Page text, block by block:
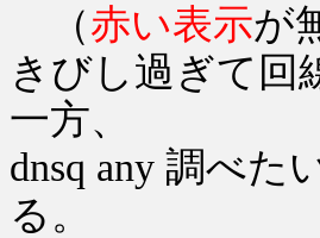
（赤い表示が
きびし過ぎて回
一方、
dnsq any 調べ
る。